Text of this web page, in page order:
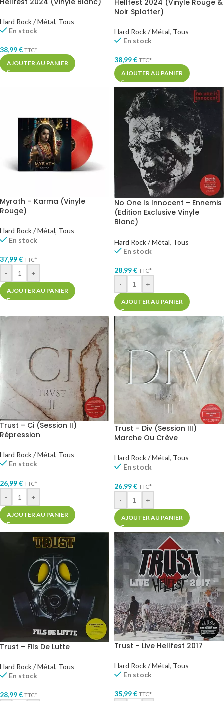
Hard Rock / Métal, Tous
En stock
38,99€ TTC*
AJOUTER AU PANIER
Hellfest 2024 (Vinyle Rouge &
Noir Splatter)
Hard Rock / Métal, Tous
En stock
38,99€ TTC*
AJOUTER AU PANIER
Myrath – Karma (Vinyle
Rouge)
Hard Rock / Métal, Tous
En stock
37,99€ TTC*
- +
AJOUTER AU PANIER
No One Is Innocent – Ennemis
(Edition Exclusive Vinyle
Blanc)
Hard Rock / Métal, Tous
En stock
28,99€ TTC*
- +
AJOUTER AU PANIER
Trust – Ci (Session II)
Répression
Hard Rock / Métal, Tous
En stock
26,99€ TTC*
- +
AJOUTER AU PANIER
Trust – Div (Session III)
Marche Ou Crève
Hard Rock / Métal, Tous
En stock
26,99€ TTC*
- +
AJOUTER AU PANIER
Trust – Fils De Lutte
Hard Rock / Métal, Tous
En stock
28,99€ TTC*
Trust – Live Hellfest 2017
Hard Rock / Métal, Tous
En stock
35,99€ TTC*